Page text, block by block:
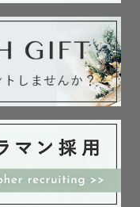
タリアンのお店で